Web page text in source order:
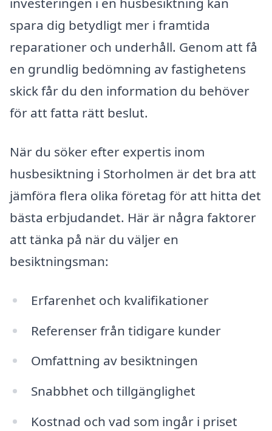
spara dig betydligt mer i framtida
reparationer och underhåll. Genom att få
en grundlig bedömning av fastighetens
skick får du den information du behöver
för att fatta rätt beslut.
När du söker efter expertis inom
husbesiktning i Storholmen är det bra att
jämföra flera olika företag för att hitta det
bästa erbjudandet. Här är några faktorer
att tänka på när du väljer en
besiktningsman:
Erfarenhet och kvalifikationer
Referenser från tidigare kunder
Omfattning av besiktningen
Snabbhet och tillgänglighet
Kostnad och vad som ingår i priset